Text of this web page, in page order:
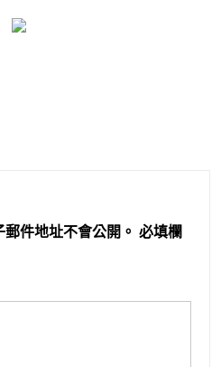
件地址不會公開。 必填欄